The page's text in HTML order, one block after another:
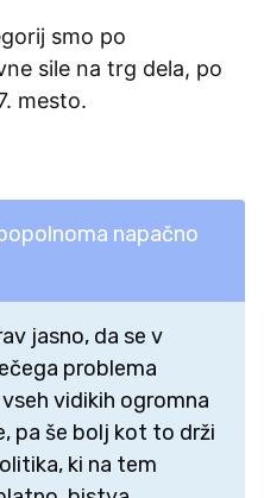
smo po
sile na trg dela, po
mesto.
napačno
jasno, da se v
problema
vidikih ogromna
pa še bolj kot to drži
ki na tem